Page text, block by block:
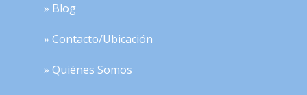
» Blog
» Contacto/Ubicación
» Quiénes Somos